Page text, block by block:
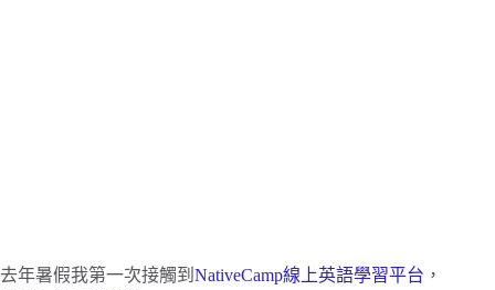
去年暑假我第一次接觸到 NativeCamp線上英語學習平台 ，